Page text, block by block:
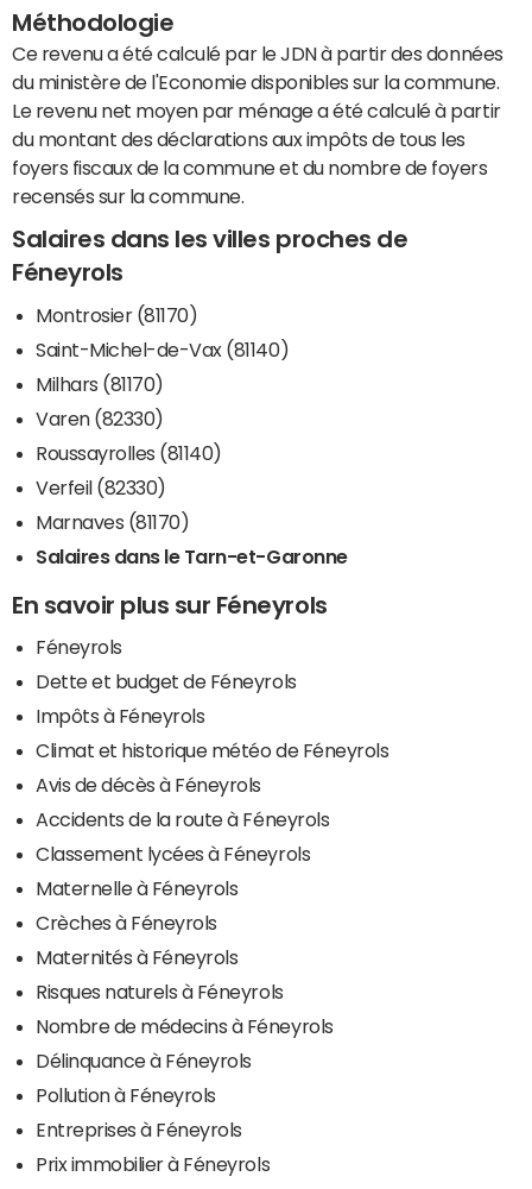
Méthodologie
Ce revenu a été calculé par le JDN à partir des données
du ministère de l'Economie disponibles sur la commune.
Le revenu net moyen par ménage a été calculé à partir
du montant des déclarations aux impôts de tous les
foyers fiscaux de la commune et du nombre de foyers
recensés sur la commune.
Salaires dans les villes proches de
Féneyrols
Montrosier (81170)
Saint-Michel-de-Vax (81140)
Milhars (81170)
Varen (82330)
Roussayrolles (81140)
Verfeil (82330)
Marnaves (81170)
Salaires dans le Tarn-et-Garonne
En savoir plus sur Féneyrols
Féneyrols
Dette et budget de Féneyrols
Impôts à Féneyrols
Climat et historique météo de Féneyrols
Avis de décès à Féneyrols
Accidents de la route à Féneyrols
Classement lycées à Féneyrols
Maternelle à Féneyrols
Crèches à Féneyrols
Maternités à Féneyrols
Risques naturels à Féneyrols
Nombre de médecins à Féneyrols
Délinquance à Féneyrols
Pollution à Féneyrols
Entreprises à Féneyrols
Prix immobilier à Féneyrols